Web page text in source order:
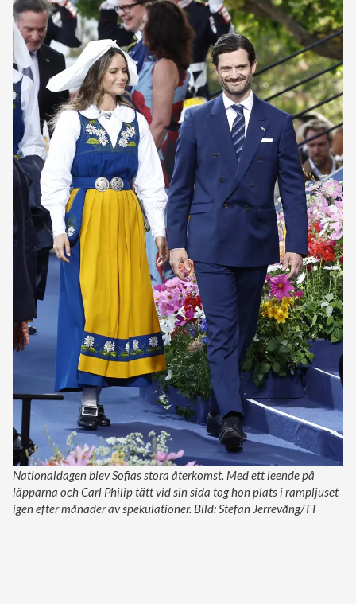
Nationaldagen blev Sofias stora återkomst. Med ett leende på
läpparna och Carl Philip tätt vid sin sida tog hon plats i rampljuset
igen efter månader av spekulationer. Bild: Stefan Jerrevång/TT